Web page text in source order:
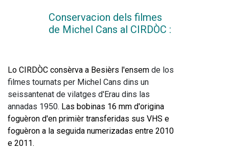
Conservacion dels filmes
de Michel Cans al CIRDÒC :
Lo CIRDÒC consèrva a Besièrs l'ensem de los
filmes tournats per Michel Cans dins un
seissantenat de vilatges d'Erau dins las
annadas 1950. Las bobinas 16 mm d'origina
foguèron d'en primièr transferidas sus VHS e
foguèron a la seguida numerizadas entre 2010
e 2011.